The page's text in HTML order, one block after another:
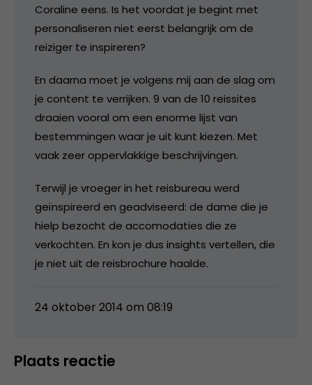
Coraline eens. Is het voordat je begint met
personaliseren niet eerst belangrijk om de
reiziger te inspireren?
En daarna moet je volgens mij aan de slag om
je content te verrijken. 9 van de 10 reissites
draaien vooral om een enorme lijst van
bestemmingen waar je uit kunt kiezen. Met
vaak zeer oppervlakkige beschrijvingen.
Terwijl je vroeger in het reisbureau werd
geïnspireerd en geadviseerd: de dame die je
hielp bezocht de accomodaties die ze
verkochten. En kon je dus insights vertellen, die
je niet uit de reisbrochure haalde.
24 oktober 2014 om 08:19
Plaats reactie